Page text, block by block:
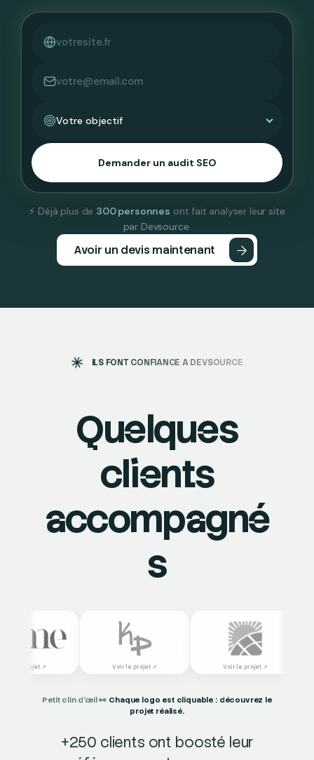
⚡ Déjà plus de 300 personnes ont fait analyser leur site
par Devsource.
Avoir un devis maintenant
ILS FONT CONFIANCE À DEVSOURCE
Quelques
clients
accompagné
s
Petit clin d’œil 👀 Chaque logo est cliquable : découvrez le
projet réalisé.
+250 clients ont boosté leur